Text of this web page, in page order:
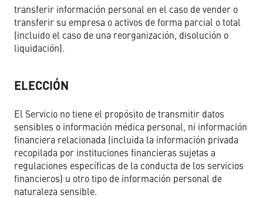
transferir información personal en el caso de vender o
transferir su empresa o activos de forma parcial o total
(incluido el caso de una reorganización, disolución o
liquidación).
ELECCIÓN
El Servicio no tiene el propósito de transmitir datos
sensibles o información médica personal, ni información
financiera relacionada (incluida la información privada
recopilada por instituciones financieras sujetas a
regulaciones específicas de la conducta de los servicios
financieros) u otro tipo de información personal de
naturaleza sensible.